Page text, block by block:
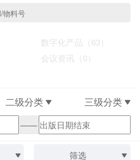
数字化产品（63）
会议资讯（0）
二级分类 三级分类
——
筛选